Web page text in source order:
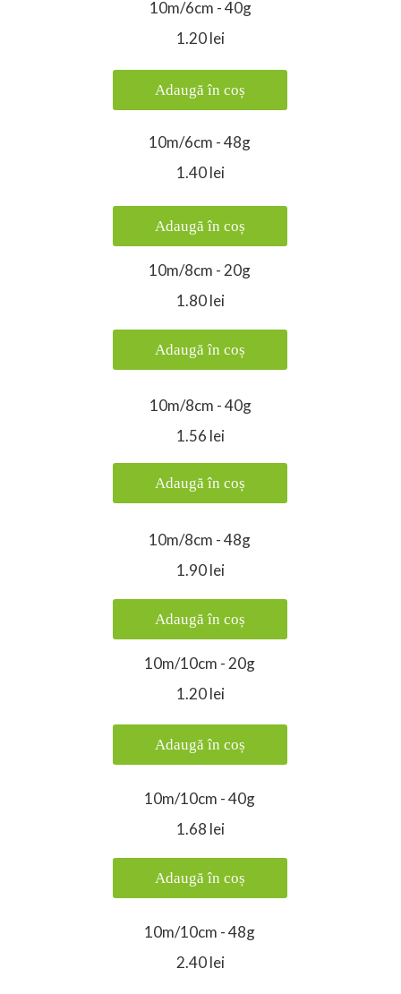
Adaugă în coș
Adaugă în coș
Adaugă în coș
Adaugă în coș
Adaugă în coș
Adaugă în coș
Adaugă în coș
10m/6cm - 48g
1.40 lei
10m/6cm - 40g
1.20 lei
10m/8cm - 48g
1.90 lei
10m/8cm - 40g
1.56 lei
10m/8cm - 20g
1.80 lei
10m/10cm - 48g
2.40 lei
10m/10cm - 40g
1.68 lei
10m/10cm - 20g
1.20 lei